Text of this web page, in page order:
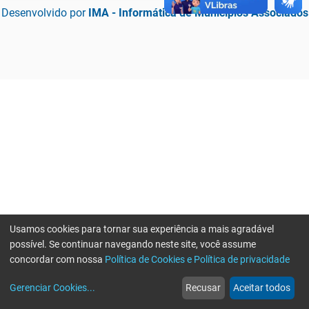
Desenvolvido por IMA - Informática de Municípios Associados
web
Notícias
more_horiz
Mais
Usamos cookies para tornar sua experiência a mais agradável
possível. Se continuar navegando neste site, você assume
concordar com nossa Política de Cookies e Política de privacidade
Gerenciar Cookies... Recusar Aceitar todos
Erro ao enviar informações, por favor tente novamente